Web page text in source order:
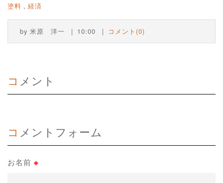
塗料 経済
by 米原 洋一 10:00 コメント(0)
コメント
コメントフォーム
お名前 ※